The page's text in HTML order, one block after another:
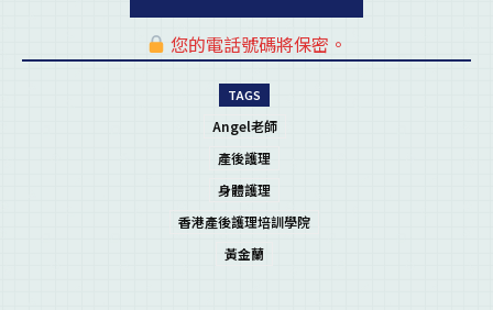
您的電話號碼將保密。
TAGS
Angel老師
產後護理
身體護理
香港產後護理培訓學院
黃金蘭